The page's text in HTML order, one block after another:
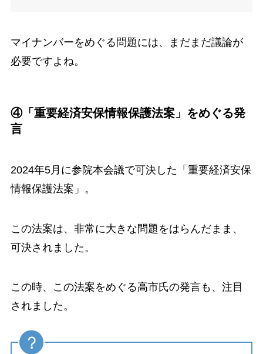
マイナンバーをめぐる問題には、まだまだ議論が
必要ですよね。
④「重要経済安保情報保護法案」をめぐる発
言
2024年5月に参院本会議で可決した「重要経済安保
情報保護法案」。
この法案は、非常に大きな問題をはらんだまま、
可決されました。
この時、この法案をめぐる高市氏の発言も、注目
されました。